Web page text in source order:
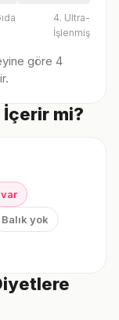
4. Ultra-
İşlenmiş
göre 4
İçerir mi?
Balık yok